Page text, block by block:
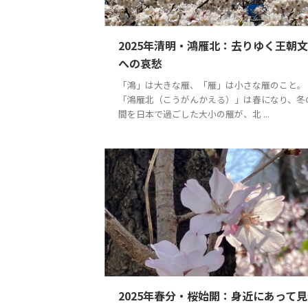
2025年清明・鴻雁北：去りゆく王朝
への哀愁
「鴻」は大きな雁、「雁」は小さな雁のこと。
「鴻雁北（こうがんかえる）」は春になり、冬
間を日本で過ごした大小の雁が、北 ...
2025年春分・桜始開：身近にあって